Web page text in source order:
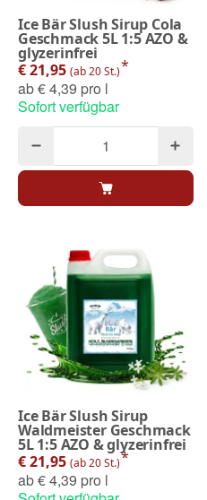
Ice Bär Slush Sirup Cola
Geschmack 5L 1:5 AZO &
glyzerinfrei
€ 21,95 (ab 20 St.)*
ab€ 4,39 pro l
Sofort verfügbar
Ice Bär Slush Sirup
Waldmeister Geschmack
5L 1:5 AZO & glyzerinfrei
€ 21,95 (ab 20 St.)*
ab€ 4,39 pro l